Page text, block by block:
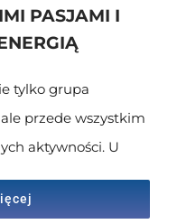
PASJAMI I
tylko grupa
przede wszystkim
aktywności. U